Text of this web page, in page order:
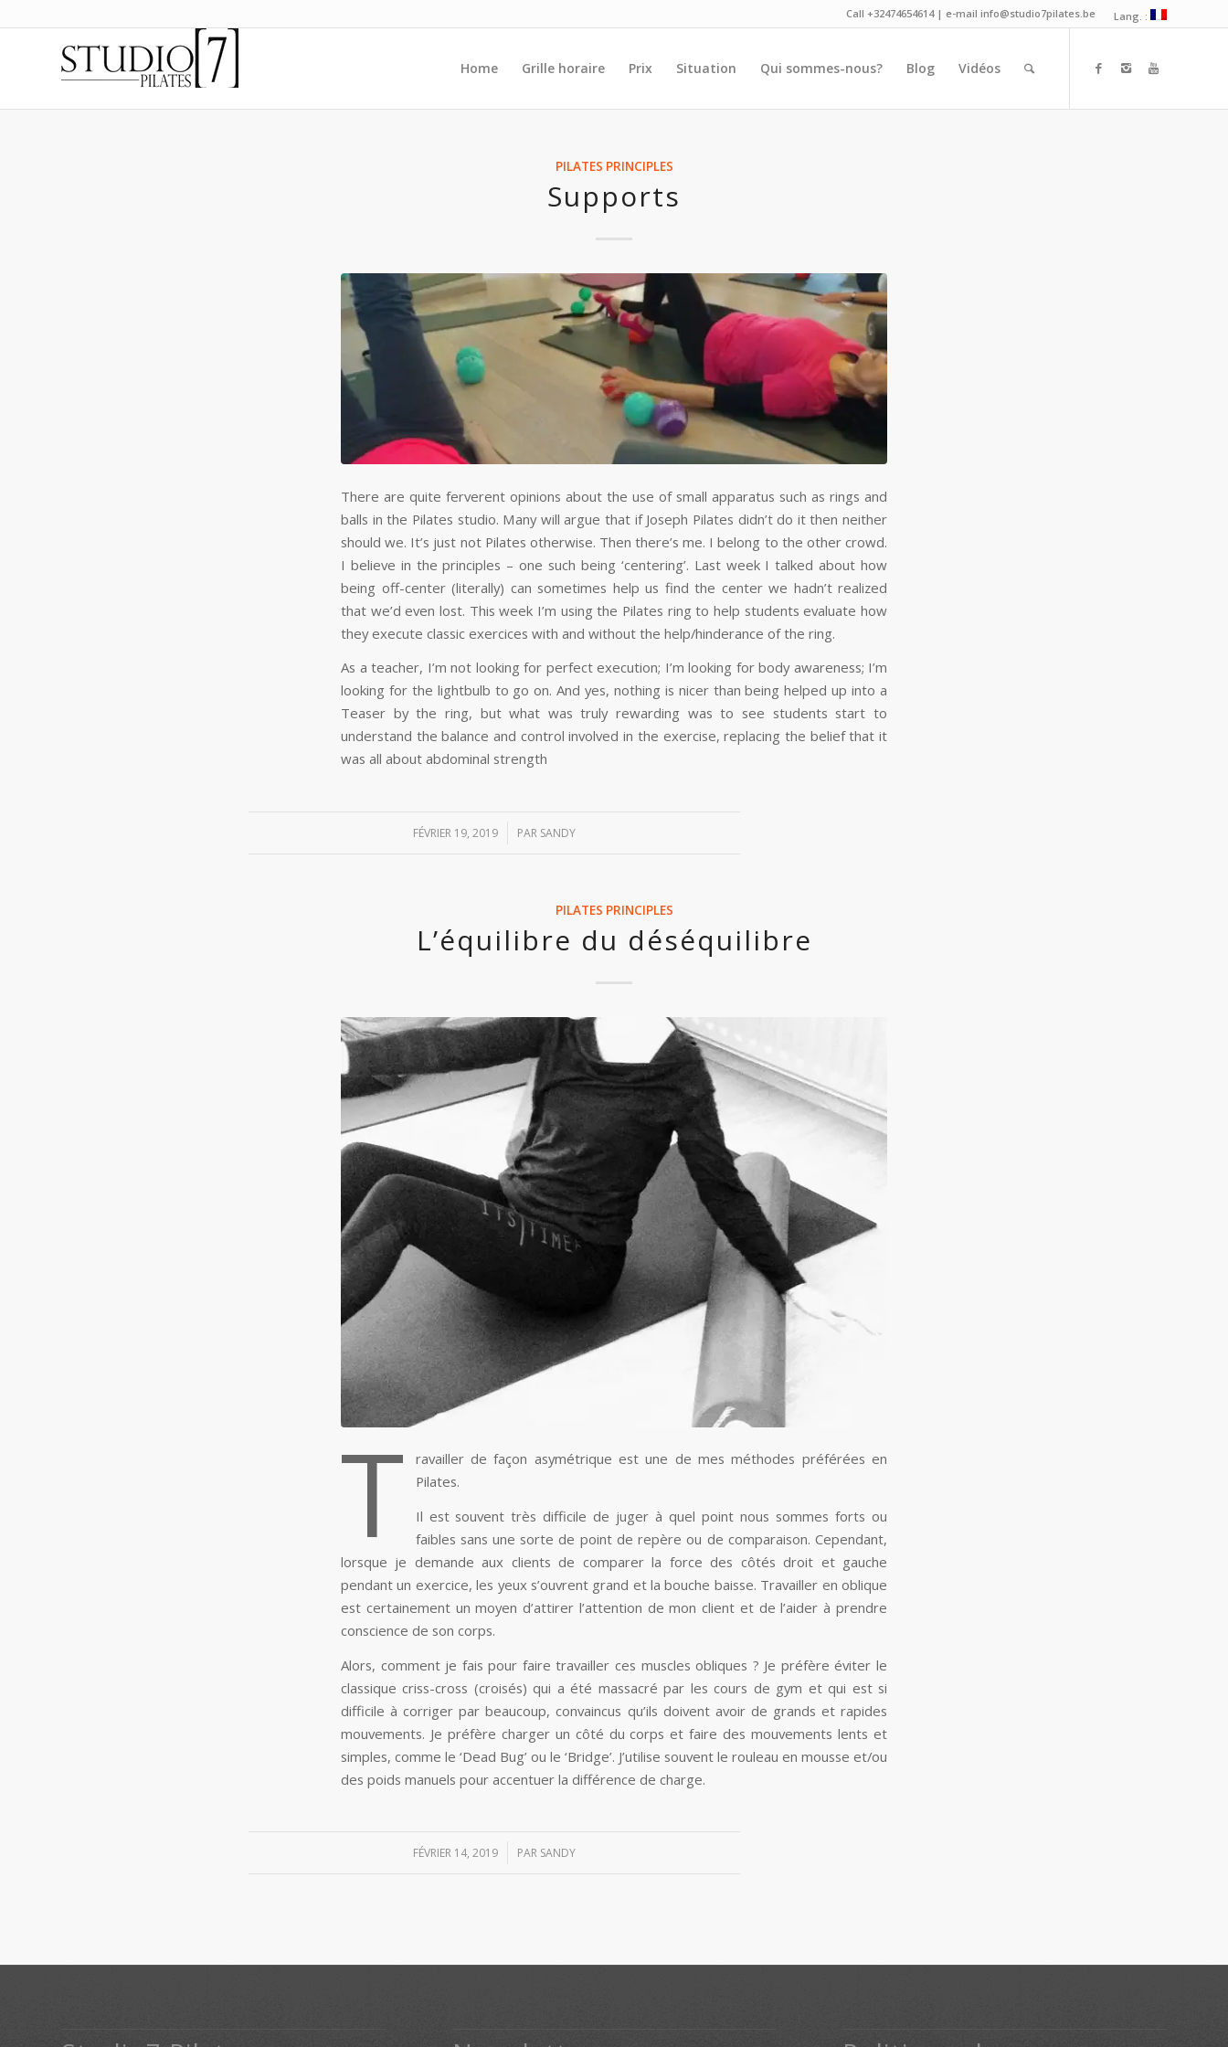
Lang. :
Call +32474654614 | e-mail info@studio7pilates.be
Home Grille horaire Prix Situation Qui sommes-nous? Blog Vidéos
PILATES PRINCIPLES
Supports
There are quite ferverent opinions about the use of small apparatus such as rings and
balls in the Pilates studio. Many will argue that if Joseph Pilates didn’t do it then neither
should we. It’s just not Pilates otherwise. Then there’s me. I belong to the other crowd.
I believe in the principles – one such being ‘centering’. Last week I talked about how
being off-center (literally) can sometimes help us find the center we hadn’t realized
that we’d even lost. This week I’m using the Pilates ring to help students evaluate how
they execute classic exercices with and without the help/hinderance of the ring.
As a teacher, I’m not looking for perfect execution; I’m looking for body awareness; I’m
looking for the lightbulb to go on. And yes, nothing is nicer than being helped up into a
Teaser by the ring, but what was truly rewarding was to see students start to
understand the balance and control involved in the exercise, replacing the belief that it
was all about abdominal strength
FÉVRIER 19, 2019
/ PAR SANDY
PILATES PRINCIPLES
L’équilibre du déséquilibre
T
ravailler de façon asymétrique est une de mes méthodes préférées en
Pilates.
Il est souvent très difficile de juger à quel point nous sommes forts ou
faibles sans une sorte de point de repère ou de comparaison. Cependant,
lorsque je demande aux clients de comparer la force des côtés droit et gauche
pendant un exercice, les yeux s’ouvrent grand et la bouche baisse. Travailler en oblique
est certainement un moyen d’attirer l’attention de mon client et de l’aider à prendre
conscience de son corps.
Alors, comment je fais pour faire travailler ces muscles obliques ? Je préfère éviter le
classique criss-cross (croisés) qui a été massacré par les cours de gym et qui est si
difficile à corriger par beaucoup, convaincus qu’ils doivent avoir de grands et rapides
mouvements. Je préfère charger un côté du corps et faire des mouvements lents et
simples, comme le ‘Dead Bug’ ou le ‘Bridge’. J’utilise souvent le rouleau en mousse et/ou
des poids manuels pour accentuer la différence de charge.
FÉVRIER 14, 2019
/ PAR SANDY